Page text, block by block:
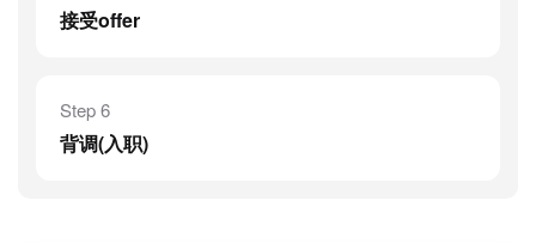
接受offer
Step 6
背调(入职)